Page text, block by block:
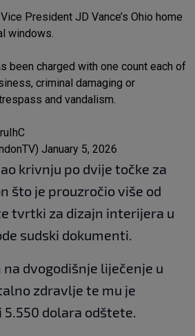
President JD Vance’s Ohio home
windows.
been charged with one count each of
criminal damaging or
and vandalism.
January 5, 2026
krivnju po dvije točke za
što je prouzročio više od
tvrtki za dizajn interijera u
sudski dokumenti.
na dvogodišnje liječenje u
zdravlje te mu je
dolara odštete.